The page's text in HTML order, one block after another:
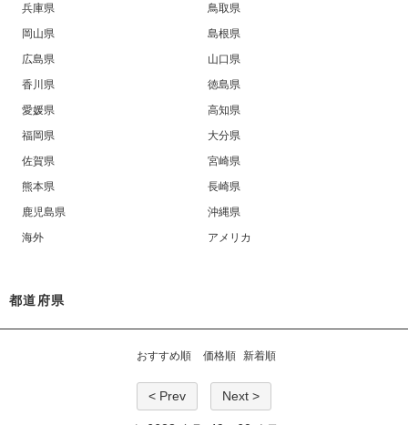
兵庫県
鳥取県
岡山県
島根県
広島県
山口県
香川県
徳島県
愛媛県
高知県
福岡県
大分県
佐賀県
宮崎県
熊本県
長崎県
鹿児島県
沖縄県
海外
アメリカ
都道府県
おすすめ順 価格順 新着順
< Prev Next >